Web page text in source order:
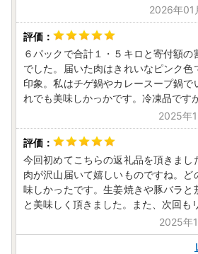
2026年01
６パックで合計１・５キロと寄付額の
でした。届いた肉はきれいなピンク色
印象。私はチゲ鍋やカレースープ鍋で
れでも美味しかっかです。冷凍品ですが
2025年
今回初めてこちらの返礼品を頂きまし
肉が沢山届いて嬉しいものですね。ど
味しかったです。生姜焼きや豚バラと
と美味しく頂きました。また、次回も
2025年